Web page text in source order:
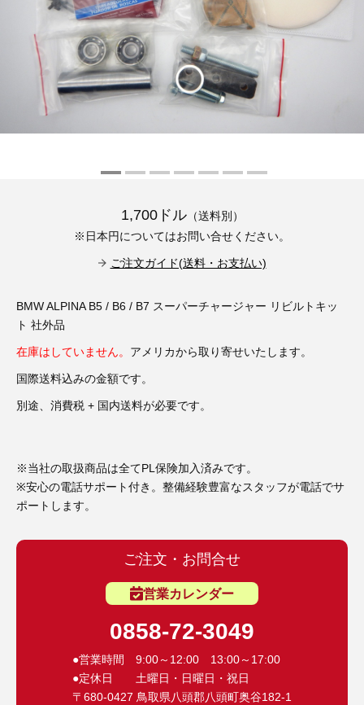
その他（9）
古い車両用診断テスター（10）
バイク用診断テスター（7）
その他（20）
イギリス車（23）
アメリカ車（15）
スウェーデン車（20）
ディーゼルインジェクター&グロープラグ ツール（7）
ホイールロック取り外しツール（6）
3D プリンターペン（8）
ロシア（8）
ブレーキキャリパーリペアキット（368）
キー関連（19）
その他（12）
1,700ドル（送料別）
※日本円についてはお問い合せください。
ご注文ガイド(送料・お支払い)
BMW ALPINA B5 / B6 / B7 スーパーチャージャー リビルトキッ
ト 社外品
在庫はしていません。 アメリカから取り寄せいたします。
国際送料込みの金額です。
別途、消費税 + 国内送料が必要です。
※当社の取扱商品は全てPL保険加入済みです。
※安心の電話サポート付き。整備経験豊富なスタッフが電話でサ
ポートします。
ご注文・お問合せ
営業カレンダー
0858-72-3049
●営業時間 9:00～12:00 13:00～17:00
●定休日 土曜日・日曜日・祝日
〒680-0427 鳥取県八頭郡八頭町奥谷182-1